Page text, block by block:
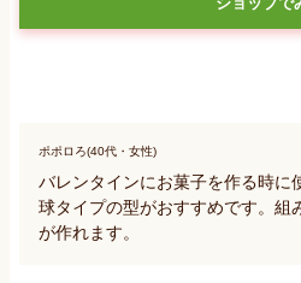
ポポロろ(40代・女性)
バレンタインにお菓子を作る時に
球タイプの型がおすすめです。組
が作れます。